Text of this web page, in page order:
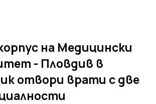
на Медицински
- Пловдив в
отвори врати с две